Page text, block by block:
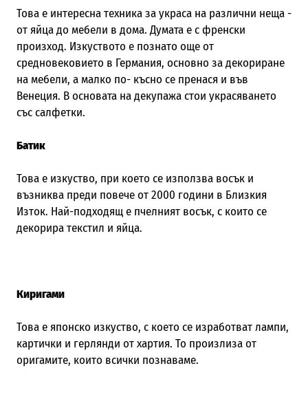
Това е интересна техника за украса на различни неща -
от яйца до мебели в дома. Думата е с френски
произход. Изкуството е познато още от
средновековието в Германия, основно за декориране
на мебели, а малко по- късно се пренася и във
Венеция. В основата на декупажа стои украсяването
със салфетки.
Батик
Това е изкуство, при което се използва восък и
възниква преди повече от 2000 години в Близкия
Изток. Най-подходящ е пчелният восък, с които се
декорира текстил и яйца.
Киригами
Това е японско изкуство, с което се изработват лампи,
картички и герлянди от хартия. То произлиза от
оригамите, които всички познаваме.